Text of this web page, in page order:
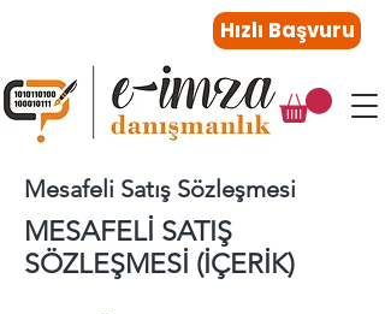
Hızlı Başvuru
Mesafeli Satış Sözleşmesi
MESAFELİ SATIŞ
SÖZLEŞMESİ (İÇERİK)